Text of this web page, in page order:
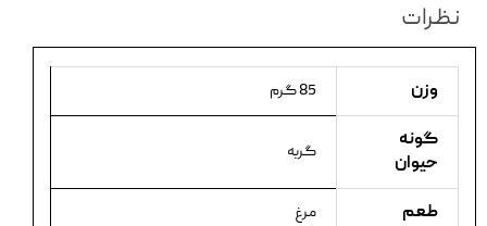
نظرات
وزن 85 گرم
گونه
حیوان
گربه
طعم مرغ